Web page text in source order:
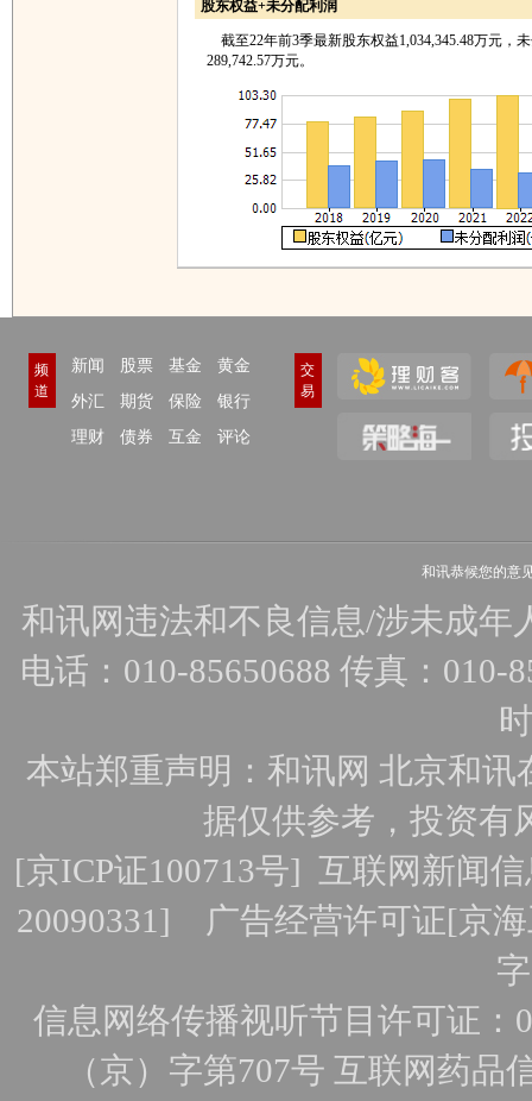
股东权益+未分配利润
截至22年前3季最新股东权益1,034,345.48万元，
289,742.57万元。
频
道
新闻 股票 基金
黄金
外汇
期货 保险
银行
理财
债券 互金 评论
交
易
和讯恭候您的意
和讯网违法和不良信息/涉未成年
电话：010-85650688 传真：010-
本站郑重声明：和讯网 北京和
据仅供参考，投资有
[京ICP证100713号]互联网新闻
20090331] 广告经营许可证[京
信息网络传播视听节目许可证：
（京）字第707号 互联网药品